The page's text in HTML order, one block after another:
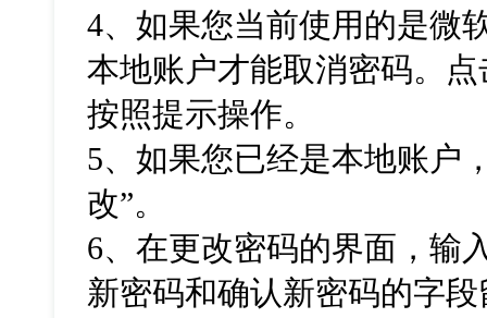
4、如果您当前使用的是微
本地账户才能取消密码。
按照提示操作。
5、如果您已经是本地账户
改”。
6、在更改密码的界面，输
新密码和确认新密码的字